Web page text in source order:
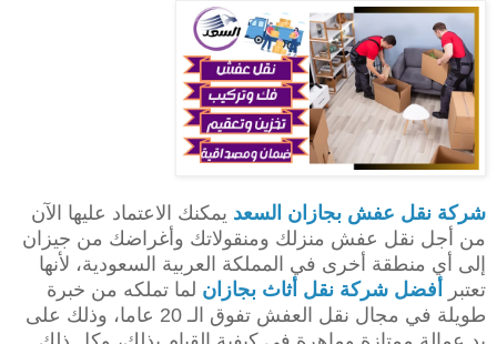
شركة نقل عفش بجازان السعد يمكنك الاعتماد عليها الآن
من أجل نقل عفش منزلك ومنقولاتك وأغراضك من جيزان
إلى أي منطقة أخرى في المملكة العربية السعودية، لأنها
تعتبر
أفضل شركة نقل أثاث بجازان لما تملكه من خبرة
طويلة في مجال نقل العفش تفوق الـ 20 عاما، وذلك على